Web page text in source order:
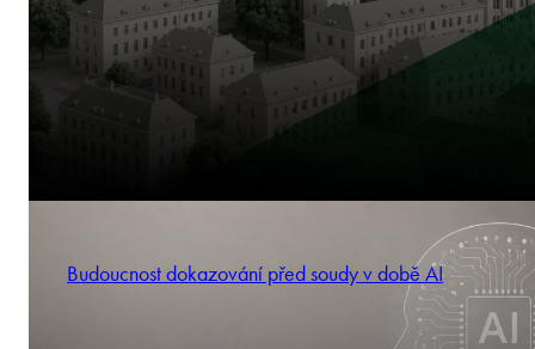
Budoucnost dokazování před soudy v době AI